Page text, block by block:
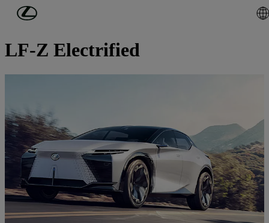
Ga naar de hoofdinhoud
Ontdek Lexus
LF-Z Electrified